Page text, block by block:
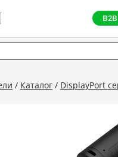
B2B
Каталог DisplayPort